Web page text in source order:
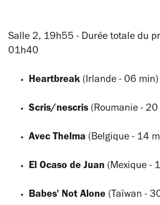
Salle 2, 19h55 - Durée totale du
01h40
Heartbreak (Irlande - 06 min)
Scris/nescris (Roumanie -
Avec Thelma (Belgique - 14
El Ocaso de Juan (Mexique -
Babes' Not Alone (Taïwan -